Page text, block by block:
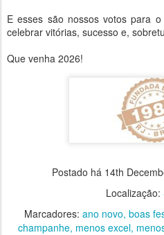
E esses são nossos votos para
celebrar vitórias, sucesso e,
Que venha 2026!
Postado há 14th
Localização:
Marcadores: ano novo boas
champanhe menos excel